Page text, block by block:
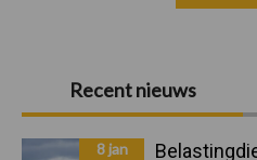
Primaire
Sidebar
Recent nieuws
8 jan